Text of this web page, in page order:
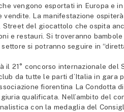
vengono esportati in Europa e
La manifestazione
Street del giocattolo che ospita
e restauri. Si troveranno
si potranno seguire in
il 21° concorso internazionale del
da tutte le parti d’Italia in gara
fiorentina La Condotta
qualificata. Nell’ambito del
con la medaglia del